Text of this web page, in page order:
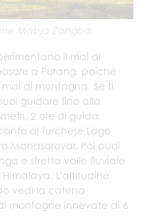
Mabja Zangbo
il mal di
a Purang, poiché
di montagna. Se ti
guidare fino alla
2 ore di guida.
al turchese Lago
Manasarovar. Poi puoi
e stretta valle fluviale
L'altitudine
vedi la catena
montagne innevate di 6